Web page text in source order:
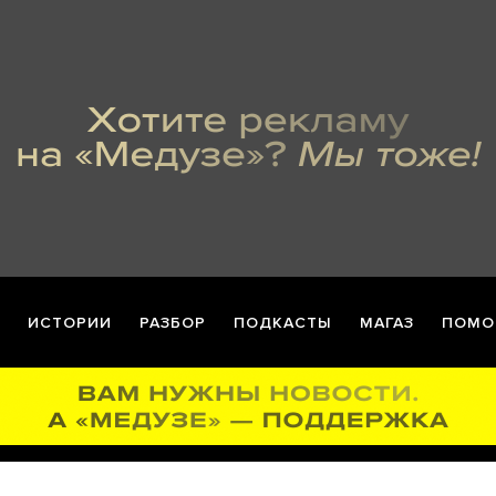
ИСТОРИИ РАЗБОР ПОДКАСТЫ МАГАЗ